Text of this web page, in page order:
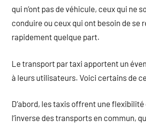
qui n’ont pas de véhicule, ceux qui ne
conduire ou ceux qui ont besoin de se
rapidement quelque part.
Le transport par taxi apportent un
à leurs utilisateurs. Voici certains de
D’abord, les taxis offrent une
l’inverse des transports en commun,